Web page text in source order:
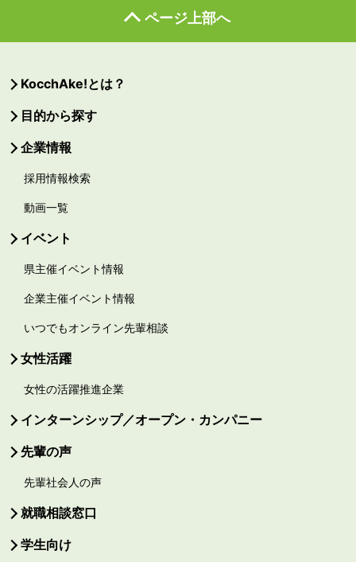
ページ上部へ
KocchAke!とは？
目的から探す
企業情報
採用情報検索
動画一覧
イベント
県主催イベント情報
企業主催イベント情報
いつでもオンライン先輩相談
女性活躍
女性の活躍推進企業
インターンシップ／オープン・カンパニー
先輩の声
先輩社会人の声
就職相談窓口
学生向け